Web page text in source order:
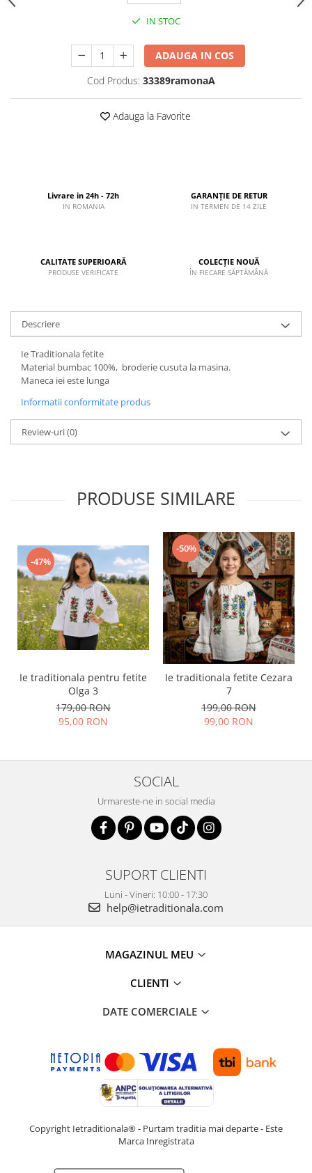
IN STOC
ADAUGA IN COS
Cod Produs: 33389ramonaA
Adauga la Favorite
Livrare in 24h - 72h
IN ROMANIA
GARANȚIE DE RETUR
IN TERMEN DE 14 ZILE
CALITATE SUPERIOARĂ
PRODUSE VERIFICATE
COLECȚIE NOUĂ
ÎN FIECARE SĂPTĂMÂNĂ
Descriere
Ie Traditionala fetite
Material bumbac 100%, broderie cusuta la masina.
Maneca iei este lunga
Informatii conformitate produs
Review-uri(0)
PRODUSE SIMILARE
-47%
Ie traditionala pentru fetite
Olga 3
179,00 RON
95,00 RON
-50%
Ie traditionala fetite Cezara
7
199,00 RON
99,00 RON
SOCIAL
Urmareste-ne in social media
SUPORT CLIENTI
Luni - Vineri: 10:00 - 17:30
help@ietraditionala.com
MAGAZINUL MEU
CLIENTI
DATE COMERCIALE
Copyright Ietraditionala® - Purtam traditia mai departe - Este
Marca Inregistrata